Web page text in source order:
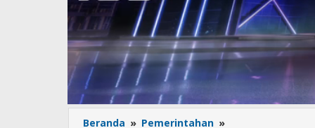
Beranda » Pemerintahan »